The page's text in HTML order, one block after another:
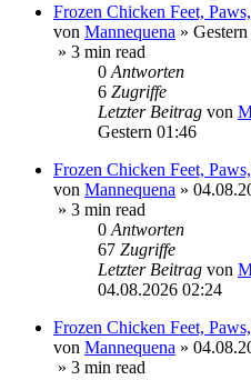
Frozen Chicken Feet,
von Mannequena »
» 3 min read
0 Antworten
6 Zugriffe
Letzter Beitrag von
Gestern 01:46
Frozen Chicken Feet,
von Mannequena »
» 3 min read
0 Antworten
67 Zugriffe
Letzter Beitrag von
04.08.2026 02:24
Frozen Chicken Feet,
von Mannequena »
» 3 min read